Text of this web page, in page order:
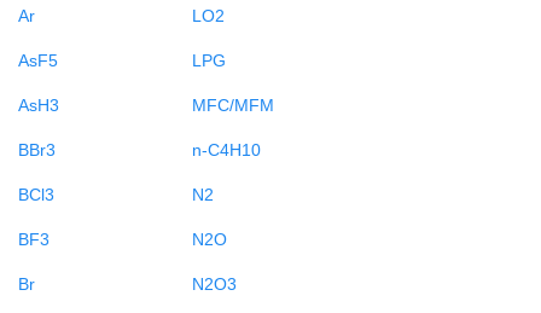
Ar
AsF5
AsH3
BBr3
BCl3
BF3
Br
LO2
LPG
MFC/MFM
n-C4H10
N2
N2O
N2O3